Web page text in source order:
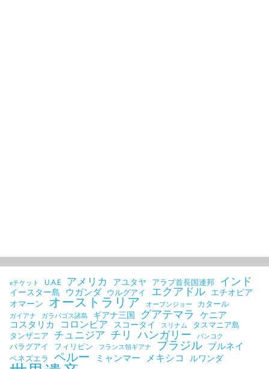
eチケット U.A.E アメリカ アユタヤ アラブ首長国連邦 インド
イースター島 ウガンダ ウルグアイ エクアドル エチオピア
オマーン
オーストラリア オープンジョー カタール
ガイアナ ガラパゴス諸島 ギアナ三国 グアテマラ
ケニア
コスタリカ
コロンビア スコータイ スリナム
タスマニア島
タンザニア
チュニジア チリ ハンガリー バンコク
パラグアイ フィリピン フランス領ギアナ ブラジル ブルネイ
ベネズエラ ペルー ミャンマー メキシコ ルワンダ